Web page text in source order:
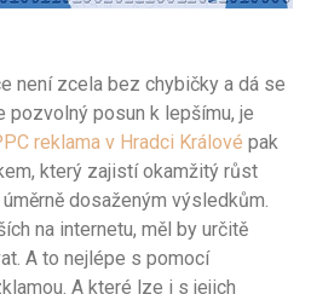
není zcela bez chybičky a dá se
pozvolný posun k lepšímu, je
reklama v Hradci Králové pak
který zajistí okamžitý růst
dosaženým výsledkům.
na internetu, měl by určitě
A to nejlépe s pomocí
A které lze i s jejich